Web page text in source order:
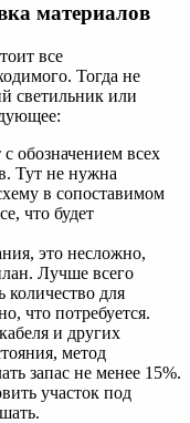
материалов
все
Тогда не
светильник или
обозначением всех
Тут не нужна
в сопоставимом
что будет
это несложно,
Лучше всего
количество для
что потребуется.
и других
метод
запас не менее 15%.
участок под